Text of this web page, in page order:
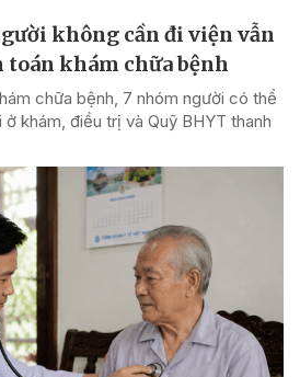
không cần đi viện vẫn
toán khám chữa bệnh
chữa bệnh, 7 nhóm người có thể
khám, điều trị và Quỹ BHYT thanh